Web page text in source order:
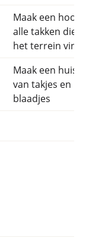
Maak een hoop
alle takken die
het terrein vindt
Maak een huisje
van takjes en
blaadjes